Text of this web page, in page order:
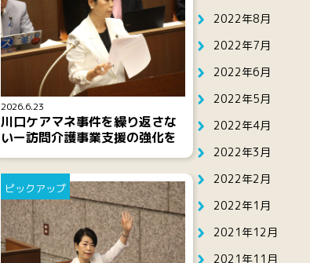
2026.6.23
川口ケアマネ事件を繰り返さな
いー訪問介護事業支援の強化を
ピックアップ
2022年8月
2022年7月
2022年6月
2022年5月
2022年4月
2022年3月
2022年2月
2022年1月
2021年12月
2021年11月